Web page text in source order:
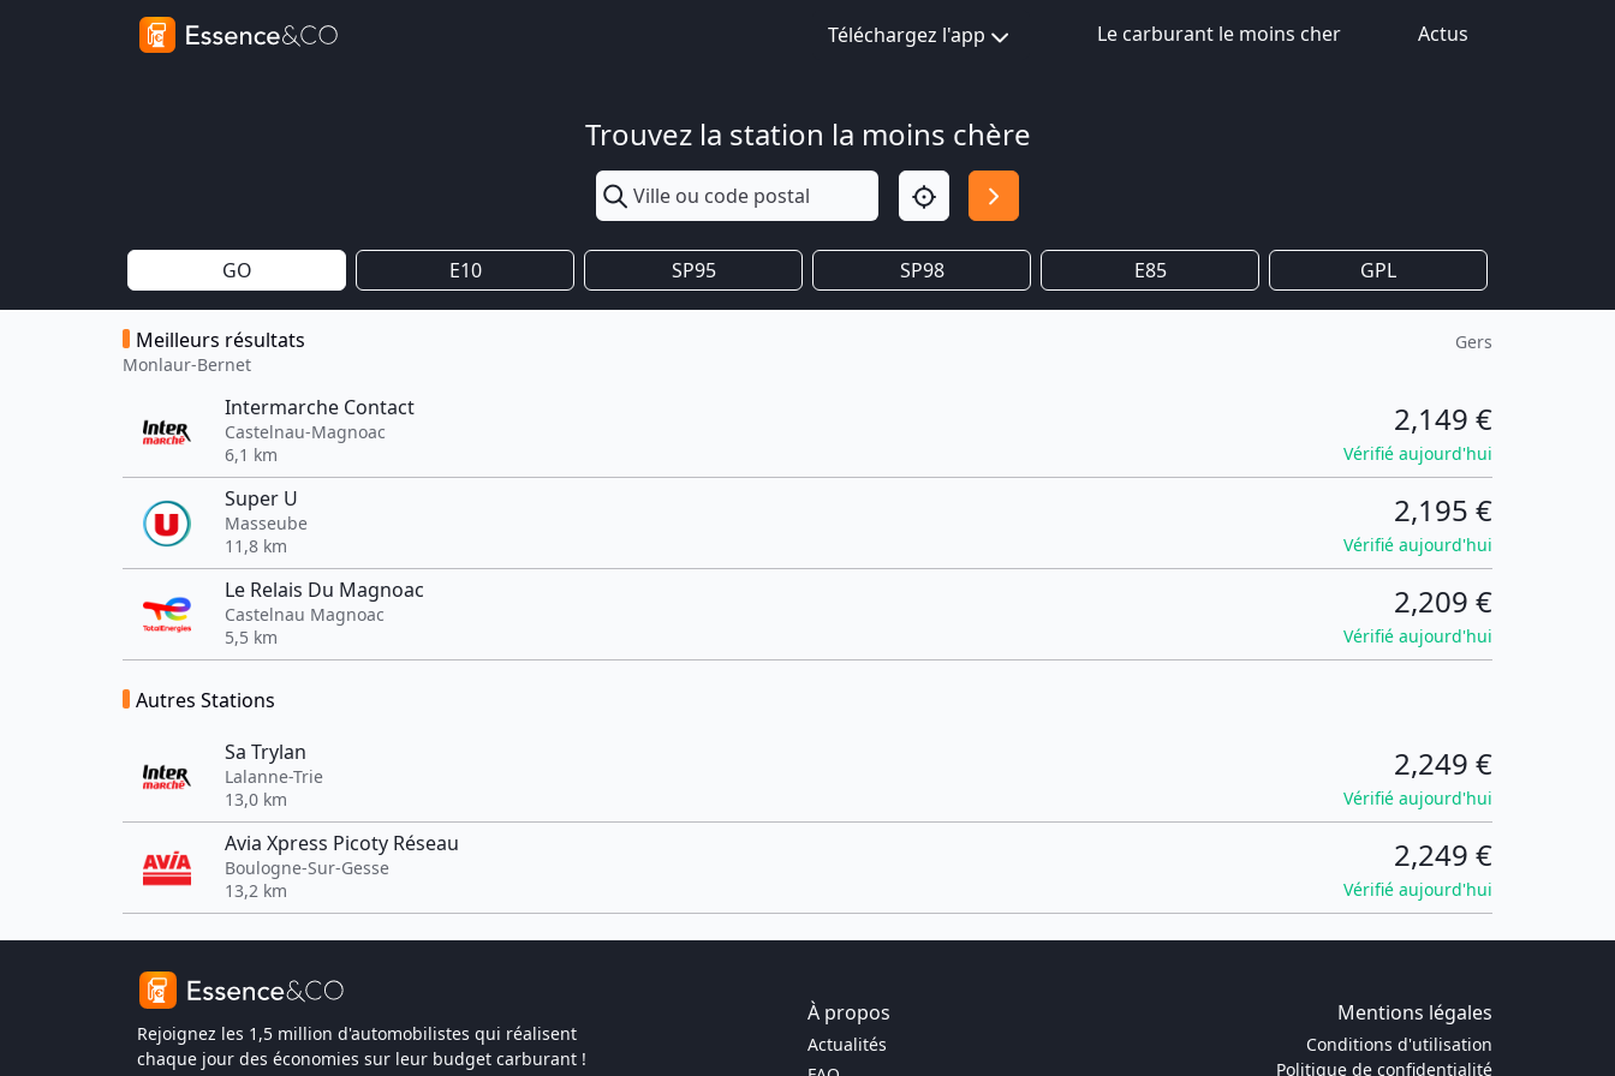
Téléchargez l'app Le carburant le moins cher Actus
Trouvez la station la moins chère
GO E10 SP95 SP98 E85 GPL
Meilleurs résultats
Monlaur-Bernet
Gers
Intermarche Contact
Castelnau-Magnoac
6,1 km
2,149 €
Vérifié aujourd'hui
Super U
Masseube
11,8 km
2,195 €
Vérifié aujourd'hui
Le Relais Du Magnoac
Castelnau Magnoac
5,5 km
2,209 €
Vérifié aujourd'hui
Autres Stations
Sa Trylan
Lalanne-Trie
13,0 km
2,249 €
Vérifié aujourd'hui
Avia Xpress Picoty Réseau
Boulogne-Sur-Gesse
13,2 km
2,249 €
Vérifié aujourd'hui
Rejoignez les 1,5 million d'automobilistes qui réalisent
chaque jour des économies sur leur budget carburant !
À propos Mentions légales
Actualités
Conditions d'utilisation
Politique de confidentialité